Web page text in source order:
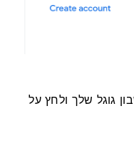
גוגל שלך ולחץ על